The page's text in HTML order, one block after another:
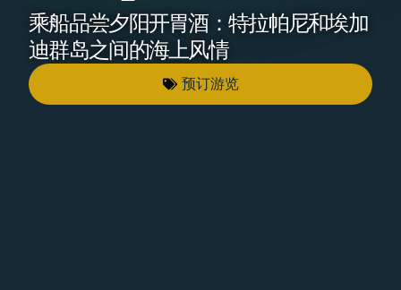
乘船品尝夕阳开胃酒：特拉帕尼和埃加
迪群岛之间的海上风情
预订游览